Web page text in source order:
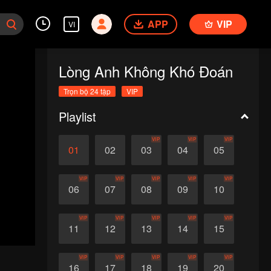
VI APP VIP
Lòng Anh Không Khó Đoán
Trọn bộ 24 tập VIP
Playlist
01 02 03
VIP
04
VIP
05
VIP
06
VIP
07
VIP
08
VIP
09
VIP
10
VIP
11
VIP
12
VIP
13
VIP
14
VIP
15
VIP
16
VIP
17
VIP
18
VIP
19
VIP
20
VIP